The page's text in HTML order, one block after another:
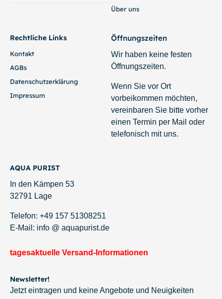
Über uns
Rechtliche Links
Kontakt
AGBs
Datenschutzerklärung
Impressum
Öffnungszeiten
Wir haben keine festen
Öffnungszeiten.
Wenn Sie vor Ort
vorbeikommen möchten,
vereinbaren Sie bitte vorher
einen Termin per Mail oder
telefonisch mit uns.
AQUA PURIST
In den Kämpen 53
32791 Lage
Telefon: +49 157 51308251
E-Mail: info @ aquapurist.de
tagesaktuelle Versand-Informationen
Newsletter!
Jetzt eintragen und keine Angebote und Neuigkeiten